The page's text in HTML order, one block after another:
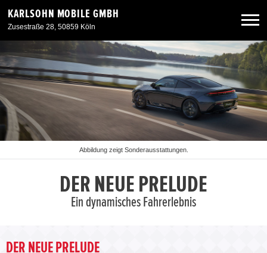
KARLSOHN MOBILE GMBH
Zusestraße 28, 50859 Köln
Neuwagen
Gebrauchtwagen
Angebote
Abbildung zeigt Sonderausstattungen.
DER NEUE PRELUDE
Ein dynamisches Fahrerlebnis
DER NEUE PRELUDE